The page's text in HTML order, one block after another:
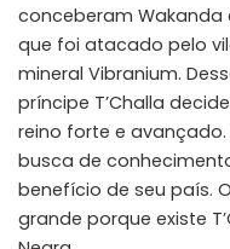
conceberam
que foi atacado pelo
mineral Vibranium.
príncipe T’Challa
reino forte e
busca de
benefício de seu país.
grande porque existe